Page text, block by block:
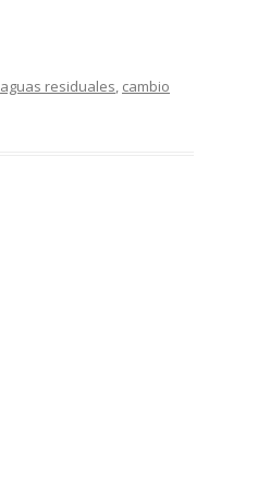
aguas residuales, cambio